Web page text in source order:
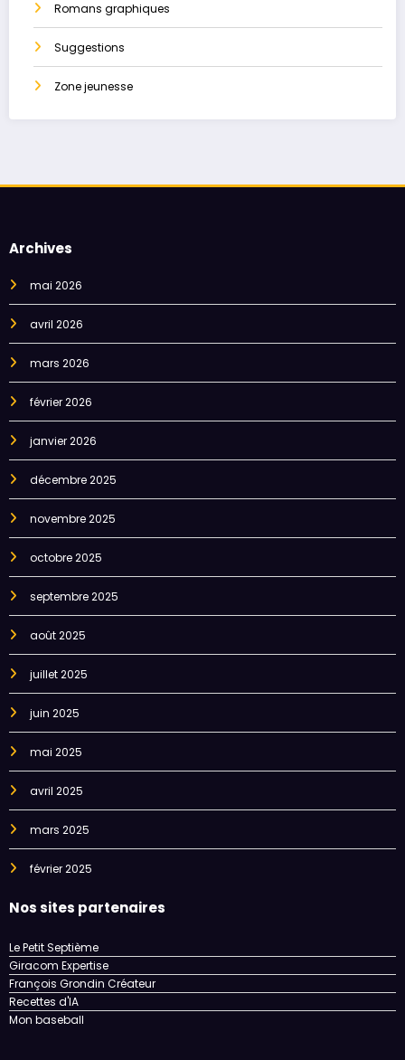
Romans graphiques
Suggestions
Zone jeunesse
Archives
mai 2026
avril 2026
mars 2026
février 2026
janvier 2026
décembre 2025
novembre 2025
octobre 2025
septembre 2025
août 2025
juillet 2025
juin 2025
mai 2025
avril 2025
mars 2025
février 2025
Nos sites partenaires
Le Petit Septième
Giracom Expertise
François Grondin Créateur
Recettes d'IA
Mon baseball